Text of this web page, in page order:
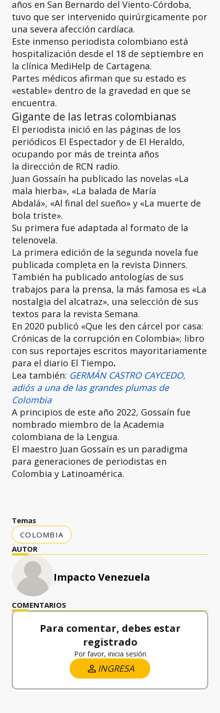
años en San Bernardo del Viento-Córdoba,
tuvo que ser intervenido quirúrgicamente por
una severa afección cardíaca.
Este inmenso periodista colombiano está
hospitalización desde el 18 de septiembre en
la clínica MediHelp de Cartagena.
Partes médicos afirman que su estado es
«estable» dentro de la gravedad en que se
encuentra.
Gigante de las letras colombianas
El periodista inició en las páginas de los
periódicos El Espectador y de El Heraldo,
ocupando por más de treinta años
la dirección de RCN radio.
Juan Gossaín ha publicado las novelas «La
mala hierba», «La balada de María
Abdalá», «Al final del sueño» y «La muerte de
bola triste».
Su primera fue adaptada al formato de la
telenovela.
La primera edición de la segunda novela fue
publicada completa en la revista Dinners.
También ha publicado antologías de sus
trabajos para la prensa, la más famosa es «La
nostalgia del alcatraz», una selección de sus
textos para la revista Semana.
En 2020 publicó «Que les den cárcel por casa:
Crónicas de la corrupción en Colombia»; libro
con sus reportajes escritos mayoritariamente
para el diario El Tiempo.
Lea también: GERMÁN CASTRO CAYCEDO,
adiós a una de las grandes plumas de
Colombia
A principios de este año 2022, Gossaín fue
nombrado miembro de la Academia
colombiana de la Lengua.
El maestro Juan Gossaín es un paradigma
para generaciones de periodistas en
Colombia y Latinoamérica.
Temas
COLOMBIA
AUTOR
Impacto Venezuela
COMENTARIOS
Para comentar, debes estar
registrado
Por favor, inicia sesión
INGRESA